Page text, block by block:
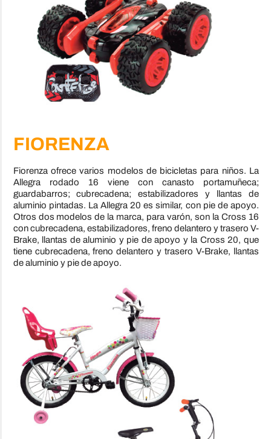
FIORENZA
Fiorenza ofrece varios modelos de bicicletas para niños. La
Allegra rodado 16 viene con canasto portamuñeca;
guardabarros; cubrecadena; estabilizadores y llantas de
aluminio pintadas. La Allegra 20 es similar, con pie de apoyo.
Otros dos modelos de la marca, para varón, son la Cross 16
con cubrecadena, estabilizadores, freno delantero y trasero V-
Brake, llantas de aluminio y pie de apoyo y la Cross 20, que
tiene cubrecadena, freno delantero y trasero V-Brake, llantas
de aluminio y pie de apoyo.